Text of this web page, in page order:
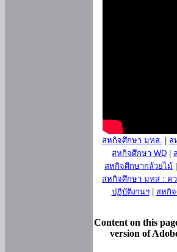
สหกิจศึกษา มทส.
ส
สหกิจศึกษา WD
สหกิจศึกษากล้วยไม้
สหกิจศึกษา มทส : ค
ปฏิบัติงานฯ| สหกิ
Content on this
version of